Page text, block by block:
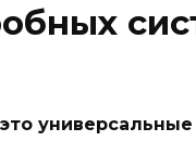
универсальные